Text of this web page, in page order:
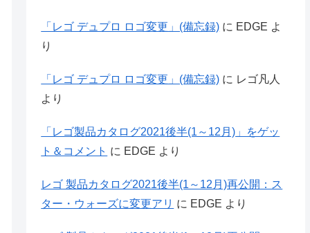
「レゴ デュプロ ロゴ変更」(備忘録) に EDGE よ
り
「レゴ デュプロ ロゴ変更」(備忘録) に レゴ凡人
より
「レゴ製品カタログ2021後半(1～12月)」をゲッ
ト＆コメント に EDGE より
レゴ 製品カタログ2021後半(1～12月)再公開：ス
ター・ウォーズに変更アリ に EDGE より